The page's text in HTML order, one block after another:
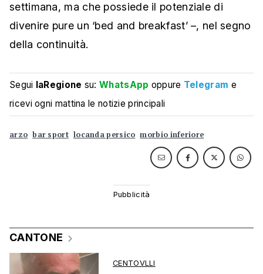
settimana, ma che possiede il potenziale di
divenire pure un ‘bed and breakfast’ –, nel segno
della continuità.
Segui laRegione su:WhatsApp oppure Telegram e
ricevi ogni mattina le notizie principali
arzo bar sport locanda persico morbio inferiore
CANTONE
CENTOVLLI